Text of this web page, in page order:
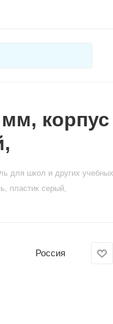
для школ и других
пластик серый,
Россия